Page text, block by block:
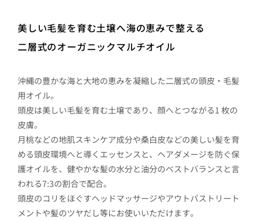
美しい毛髪を育む土壌へ海の恵みで整える
二層式のオーガニックマルチオイル
沖縄の豊かな海と大地の恵みを凝縮した二層式の頭皮・毛髪
用オイル。
頭皮は美しい毛髪を育む土壌であり、顔へとつながる1 枚の
皮膚。
月桃などの地肌スキンケア成分や桑白皮などの美しい髪を育
める頭皮環境へと導くエッセンスと、ヘアダメージを防ぐ保
護オイルを、健やかな髪の水分と油分のベストバランスと言
われる7:3の割合で配合。
頭皮のコリをほぐすヘッドマッサージやアウトバストリート
メントや髪のツヤだし等にお使いいただけます。